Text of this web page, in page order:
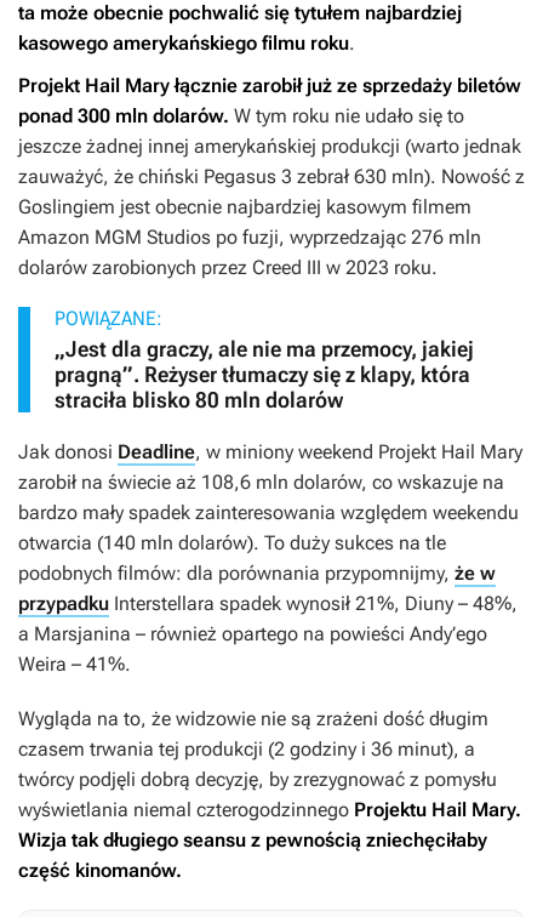
ta może obecnie pochwalić się tytułem najbardziej
kasowego amerykańskiego filmu roku.
Projekt Hail Maryłącznie zarobił już ze sprzedaży biletów
ponad 300 mln dolarów. W tym roku nie udało się to
jeszcze żadnej innej amerykańskiej produkcji (warto jednak
zauważyć, że chiński Pegasus 3 zebrał 630 mln). Nowość z
Goslingiem jest obecnie najbardziej kasowym filmem
Amazon MGM Studios po fuzji, wyprzedzając 276 mln
dolarów zarobionych przez Creed III w 2023 roku.
POWIĄZANE:
„Jest dla graczy, ale nie ma przemocy, jakiej
pragną”. Reżyser tłumaczy się z klapy, która
straciła blisko 80 mln dolarów
Jak donosi Deadline, w miniony weekend Projekt Hail Mary
zarobił na świecie aż 108,6 mln dolarów, co wskazuje na
bardzo mały spadek zainteresowania względem weekendu
otwarcia (140 mln dolarów). To duży sukces na tle
podobnych filmów: dla porównania przypomnijmy, że w
przypadku Interstellara spadek wynosił 21%, Diuny – 48%,
a Marsjanina – również opartego na powieści Andy’ego
Weira – 41%.
Wygląda na to, że widzowie nie są zrażeni dość długim
czasem trwania tej produkcji (2 godziny i 36 minut), a
twórcy podjęli dobrą decyzję, by zrezygnować z pomysłu
wyświetlania niemal czterogodzinnego Projektu Hail Mary.
Wizja tak długiego seansu z pewnością zniechęciłaby
część kinomanów.